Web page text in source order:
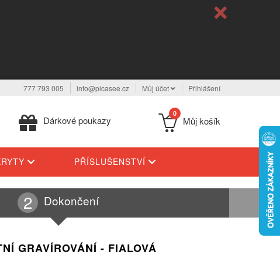
777 793 005 info@picasee.cz Můj účet Přihlášení
Dárkové poukazy
0
Můj košík
PŘÍSLUŠENSTVÍ
Dokončení
GRAVÍROVÁNÍ - FIALOVÁ